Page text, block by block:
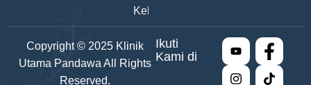
Kelamin
Copyright © 2025 Klinik
Utama Pandawa All Rights
Reserved.
Ikuti
Kami di